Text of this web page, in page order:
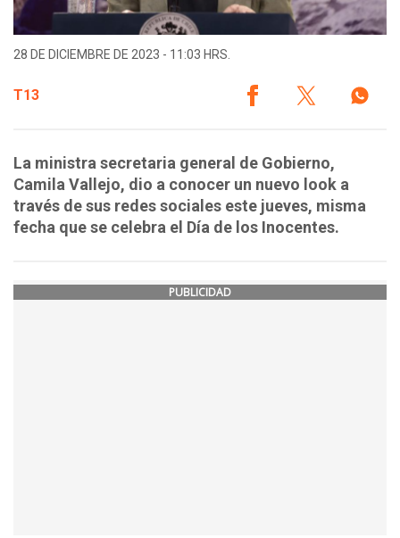
28 DE DICIEMBRE DE 2023 - 11:03 HRS.
T13
La ministra secretaria general de Gobierno,
Camila Vallejo, dio a conocer un nuevo look a
través de sus redes sociales este jueves, misma
fecha que se celebra el Día de los Inocentes.
PUBLICIDAD